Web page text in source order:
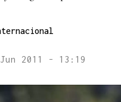
2011 - 13:19